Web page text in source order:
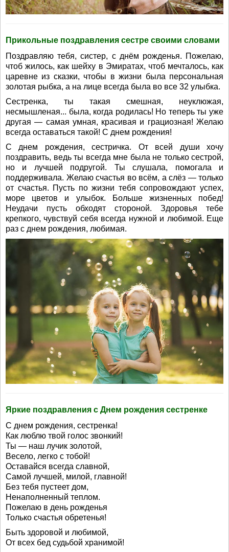
Прикольные поздравления сестре своими словами
Поздравляю тебя, систер, с днём рожденья. Пожелаю,
чтоб жилось, как шейху в Эмиратах, чтоб мечталось, как
царевне из сказки, чтобы в жизни была персональная
золотая рыбка, а на лице всегда была во все 32 улыбка.
Сестренка, ты такая смешная, неуклюжая,
несмышленая... была, когда родилась! Но теперь ты уже
другая — самая умная, красивая и грациозная! Желаю
всегда оставаться такой! С днем рождения!
С днем рождения, сестричка. От всей души хочу
поздравить, ведь ты всегда мне была не только сестрой,
но и лучшей подругой. Ты слушала, помогала и
поддерживала. Желаю счастья во всём, а слёз — только
от счастья. Пусть по жизни тебя сопровождают успех,
море цветов и улыбок. Больше жизненных побед!
Неудачи пусть обходят стороной. Здоровья тебе
крепкого, чувствуй себя всегда нужной и любимой. Еще
раз с днем рождения, любимая.
Яркие поздравления с Днем рождения сестренке
С днем рождения, сестренка!
Как люблю твой голос звонкий!
Ты — наш лучик золотой,
Весело, легко с тобой!
Оставайся всегда славной,
Самой лучшей, милой, главной!
Без тебя пустеет дом,
Ненаполненный теплом.
Пожелаю в день рожденья
Только счастья обретенья!
Быть здоровой и любимой,
От всех бед судьбой хранимой!